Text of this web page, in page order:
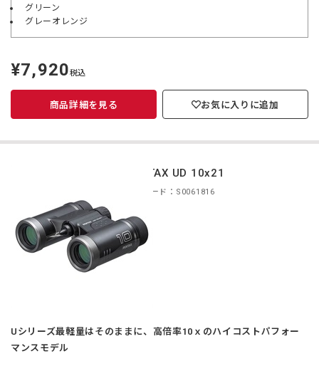
グリーン
グレーオレンジ
定
価
¥7,920税込
商品詳細を見る お気に入りに追加
PENTAX UD 10x21
商品コード：S0061816
Uシリーズ最軽量はそのままに、高倍率10ｘのハイコストパフォー
マンスモデル